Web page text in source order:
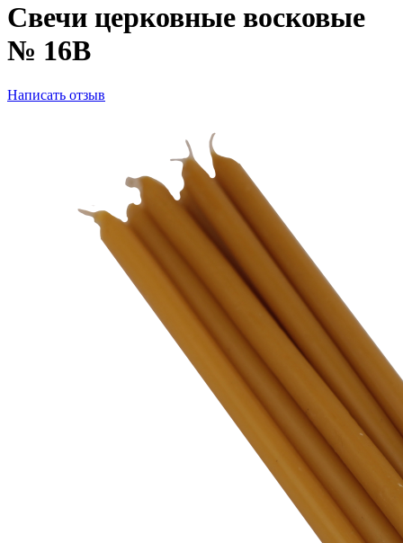
Свечи церковные восковые
№ 16В
Написать отзыв